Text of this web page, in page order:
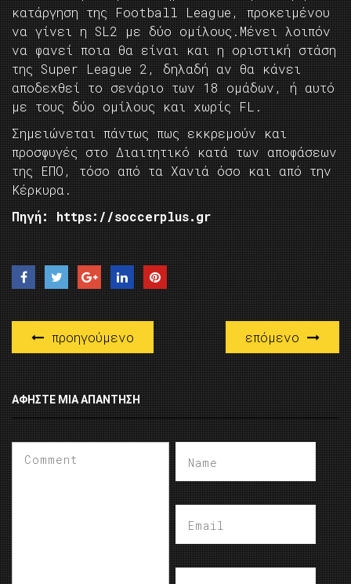
κατάργηση της Football League, προκειμένου
να γίνει η SL2 με δύο ομίλους.Μένει λοιπόν
να φανεί ποια θα είναι και η οριστική στάση
της Super League 2, δηλαδή αν θα κάνει
αποδεχθεί το σενάριο των 18 ομάδων, ή αυτό
με τους δύο ομίλους και χωρίς FL.
Σημειώνεται πάντως πως εκκρεμούν και
προσφυγές στο Διαιτητικό κατά των αποφάσεων
της ΕΠΟ, τόσο από τα Χανιά όσο και από την
Κέρκυρα.
Πηγή: https://soccerplus.gr
προηγούμενο επόμενο
ΑΦΉΣΤΕ ΜΙΑ ΑΠΆΝΤΗΣΗ